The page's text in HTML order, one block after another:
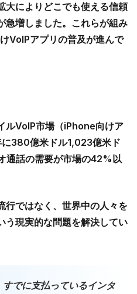
大によりどこでも使える信頼
急増しました。これらが組み
VoIPアプリの普及が進んで
ルVoIP市場（iPhone向けア
380億米ドル1,023億米ド
通話の需要が市場の42%以
行ではなく、世界中の人々を
う現実的な問題を解決してい
でに支払っているインタ